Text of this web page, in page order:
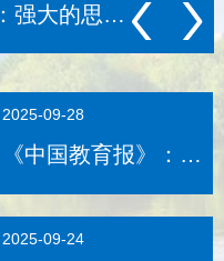
《中国教育报》：王君松：强大的思政引领力从何而来
2025-09-28
《中国教育报》：乐
院：光影艺术赋能思
政教育 筑牢育人根
2025-09-24